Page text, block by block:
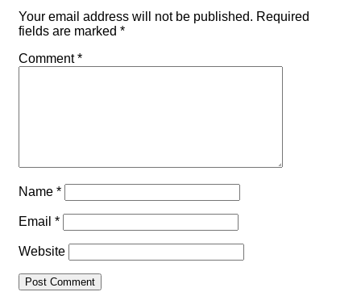
Your email address will not be published. Required
fields are marked *
Comment*
Name *
Email *
Website